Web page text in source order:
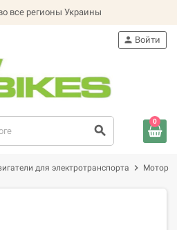
все регионы Украины
search
person Войти
0
для электротранспорта chevron_right Мотор